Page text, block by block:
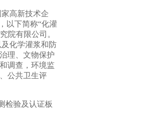
高新技术企
以下简称“化灌
院有限公司。
化学灌浆和防
理、文物保护
调查，环境监
公共卫生评
检验及认证板